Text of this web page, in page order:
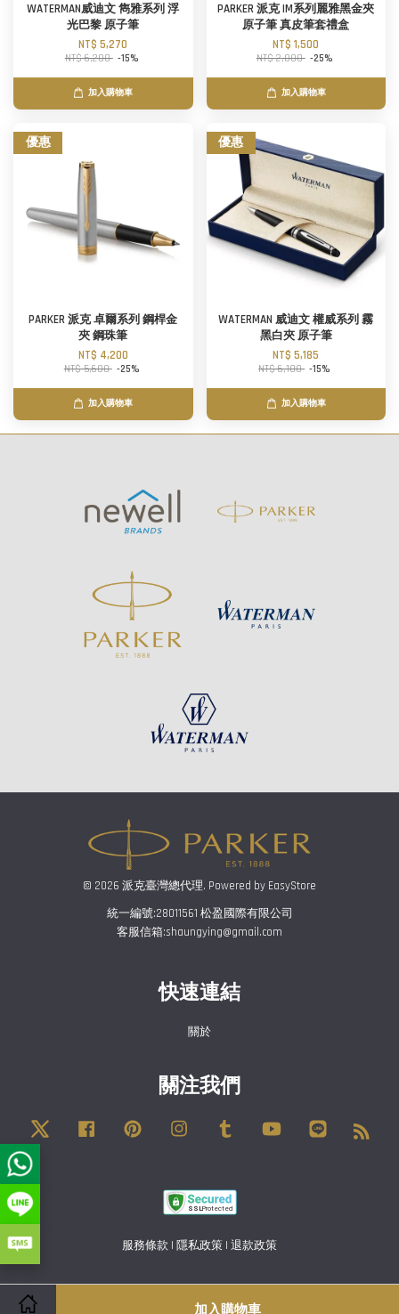
加入購物車
WATERMAN威迪文 雋雅系列 浮
光巴黎 原子筆
NT$ 5,270
NT$ 6,200 -15%
加入購物車
PARKER 派克 IM系列麗雅黑金夾
原子筆 真皮筆套禮盒
NT$ 1,500
NT$ 2,000 -25%
加入購物車
優惠
PARKER 派克 卓爾系列 鋼桿金
夾 鋼珠筆
NT$ 4,200
NT$ 5,600 -25%
加入購物車
優惠
WATERMAN 威迪文 權威系列 霧
黑白夾 原子筆
NT$ 5,185
NT$ 6,100 -15%
加入購物車
© 2026 派克臺灣總代理. Powered by EasyStore
統一編號:28011561 松盈國際有限公司
客服信箱:shaungying@gmail.com
快速連結
關於
關注我們
Twitter Facebook Pinterest Instagram Tumblr YouTube
服務條款 | 隱私政策 | 退款政策